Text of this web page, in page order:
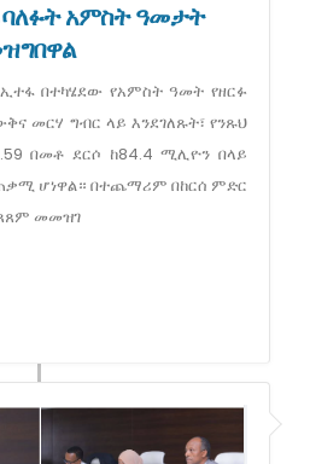
ባለፉት አምስት ዓመታት
በተካሄደው የአምስት ዓመት የዘርፉ
መርሃ ግብር ላይ እንደገለጹት፣ የንጹህ
በመቶ ደርሶ ከ84.4 ሚሊዮን በላይ
ሆነዋል። በተጨማሪም በከርሰ ምድር
መመዝገ